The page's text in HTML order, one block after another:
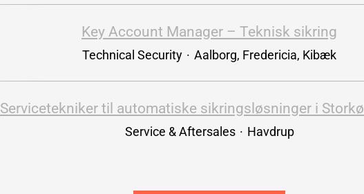
Key Account Manager – Teknisk sikring
Technical Security · Aalborg, Fredericia, Kibæk
Servicetekniker til automatiske sikringsløsninger i
Service & Aftersales · Havdrup